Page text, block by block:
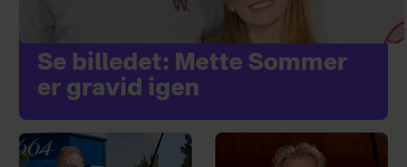
Se billedet: Mette Sommer
er gravid igen